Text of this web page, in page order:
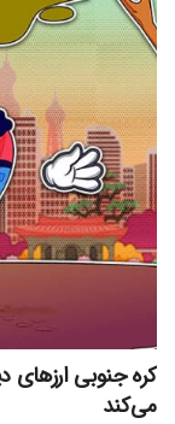
کره جنوبی ارزهای
می‌کند